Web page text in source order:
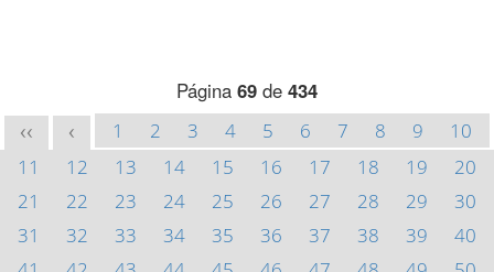
Página 69 de 434
<< < 1 2 3 4 5 6 7 8 9
10
11
12 13 14 15 16 17 18 19
20
21
22 23 24 25 26 27 28 29
30
31
32 33 34 35 36 37 38 39
40